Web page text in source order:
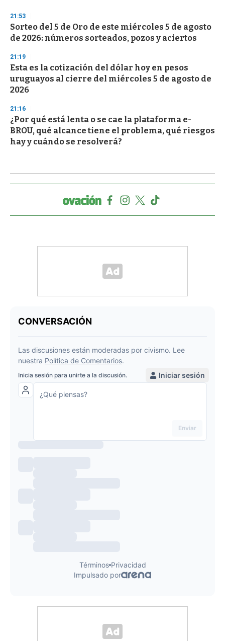
21:53
Sorteo del 5 de Oro de este miércoles 5 de agosto
de 2026: números sorteados, pozos y aciertos
21:19
Esta es la cotización del dólar hoy en pesos
uruguayos al cierre del miércoles 5 de agosto de
2026
21:16
¿Por qué está lenta o se cae la plataforma e-
BROU, qué alcance tiene el problema, qué riesgos
hay y cuándo se resolverá?